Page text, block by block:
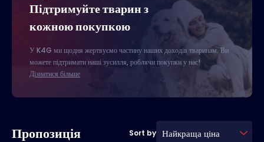
Підтримуйте тварин з
кожною покупкою
У K4G ми щодня жертвуємо частину наших доходів тваринам. Ви
можете підтримати наші зусилля, роблячи покупки у нас!
Дізнатися більше
Пропозиція Sort by Найкраща ціна